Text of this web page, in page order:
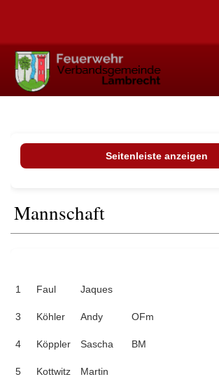
Mannschaft
1 Faul Jaques
3 Köhler Andy OFm
4 Köppler Sascha BM
5 Kottwitz Martin
Seitenleiste anzeigen